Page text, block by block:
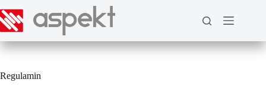
do
treści
Regulamin